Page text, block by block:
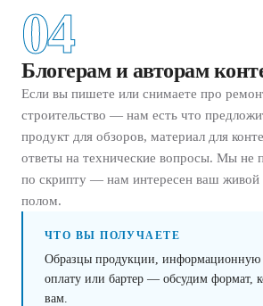
04
Блогерам и авторам
Если вы пишете или снимаете про
строительство — нам есть что
продукт для обзоров, материал для
ответы на технические вопросы. Мы не
по скрипту — нам интересен ваш
полом.
ЧТО ВЫ ПОЛУЧАЕТЕ
Образцы продукции, информационную
оплату или бартер — обсудим формат,
вам.